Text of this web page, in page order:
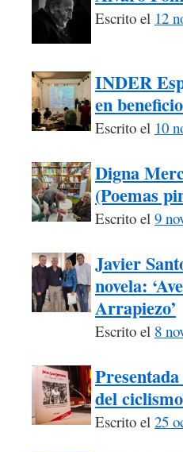
Escrito el 12
INDER
en
Escrito el 10
Digna
(Poemas
Escrito el 9
Javier
novela:
Arrapiezo’
Escrito el 8
del
Escrito el 25